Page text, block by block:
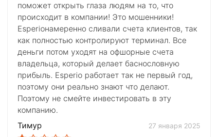
поможет открыть глаза людям на то, что
происходит в компании! Это мошенники!
Esperioнамеренно сливали счета клиентов, так
как полностью контролируют терминал. Все
деньги потом уходят на офшорные счета
владельца, который делает баснословную
прибыль. Esperio работает так не первый год,
поэтому они реально знают что делают.
Поэтому не смейте инвестировать в эту
компанию.
Тимур
27 января 2025